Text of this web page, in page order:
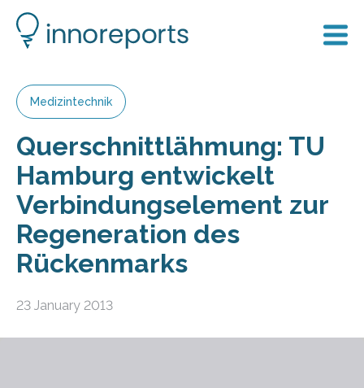
Medizintechnik
Querschnittlähmung: TU
Hamburg entwickelt
Verbindungselement zur
Regeneration des
Rückenmarks
23 January 2013